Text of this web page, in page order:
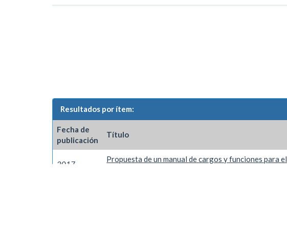
Resultados por ítem:
Fecha de
publicación
Título
2017
Propuesta de un manual de cargos y funciones para el